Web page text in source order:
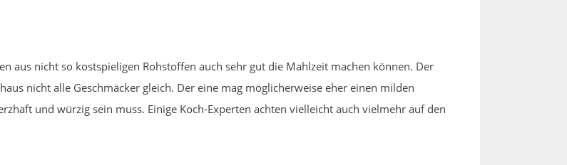
aus nicht so kostspieligen Rohstoffen auch sehr gut die Mahlzeit machen können. Der
nicht alle Geschmäcker gleich. Der eine mag möglicherweise eher einen milden
und würzig sein muss. Einige Koch-Experten achten vielleicht auch vielmehr auf den